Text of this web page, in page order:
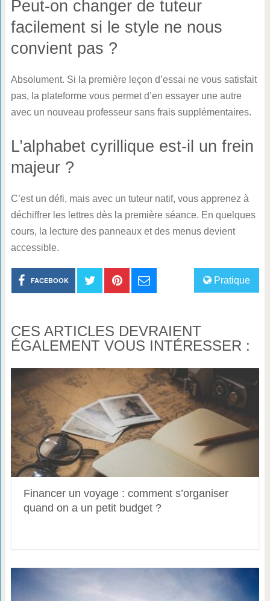
Peut-on changer de tuteur
facilement si le style ne nous
convient pas ?
Absolument. Si la première leçon d’essai ne vous satisfait
pas, la plateforme vous permet d’en essayer une autre
avec un nouveau professeur sans frais supplémentaires.
L’alphabet cyrillique est-il un frein
majeur ?
C’est un défi, mais avec un tuteur natif, vous apprenez à
déchiffrer les lettres dès la première séance. En quelques
cours, la lecture des panneaux et des menus devient
accessible.
Pratique
FACEBOOK
CES ARTICLES DEVRAIENT
ÉGALEMENT VOUS INTÉRESSER :
Financer un voyage : comment s’organiser
quand on a un petit budget ?